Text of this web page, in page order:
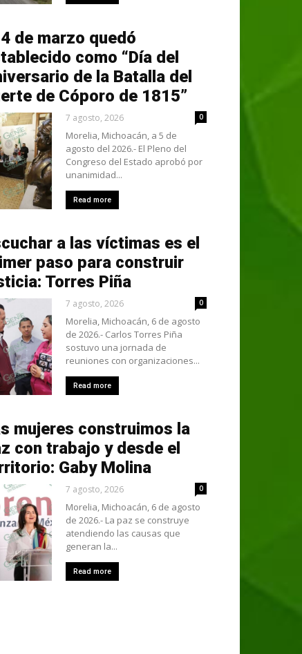
de marzo quedó
como “Día del
de la Batalla del
de Cóporo de 1815”
7 agosto, 2026 0
Morelia, Michoacán, a 5 de
agosto del 2026.- El Pleno del
Congreso del Estado aprobó por
unanimidad...
Read more
a las víctimas es el
paso para construir
Torres Piña
7 agosto, 2026 0
Morelia, Michoacán, 6 de agosto
de 2026.- Carlos Torres Piña
sostuvo una jornada de
reuniones con organizaciones...
Read more
mujeres construimos la
con trabajo y desde el
Gaby Molina
7 agosto, 2026 0
Morelia, Michoacán, 6 de agosto
de 2026.- La paz se construye
atendiendo las causas que
generan la...
Read more